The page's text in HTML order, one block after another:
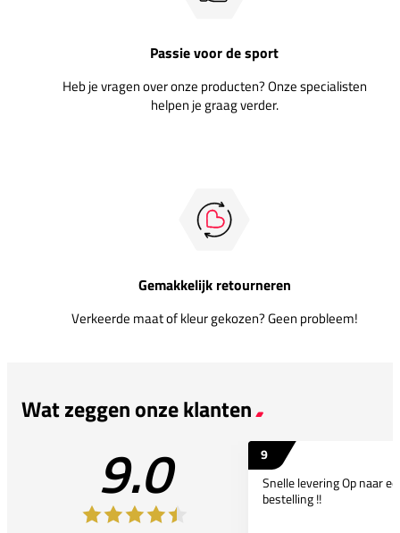
Passie voor de sport
Heb je vragen over onze producten? Onze specialisten
helpen je graag verder.
Gemakkelijk retourneren
Verkeerde maat of kleur gekozen? Geen probleem!
Wat zeggen onze klanten
9.0
9
Snelle levering Op naar
bestelling !!